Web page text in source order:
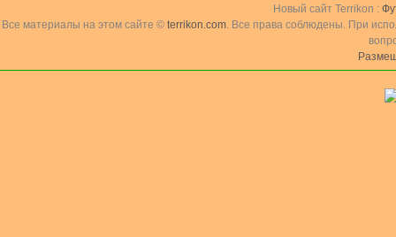
Новый сайт Terrikon :
Все материалы на этом сайте © terrikon.com. Все права соблюдены. При